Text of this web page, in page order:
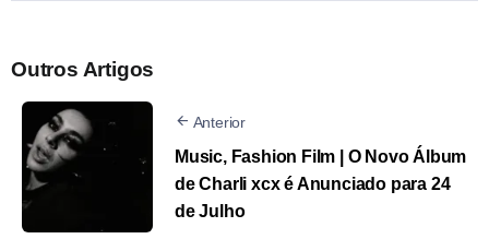
Outros Artigos
Anterior
Music, Fashion Film | O Novo Álbum
de Charli xcx é Anunciado para 24
de Julho